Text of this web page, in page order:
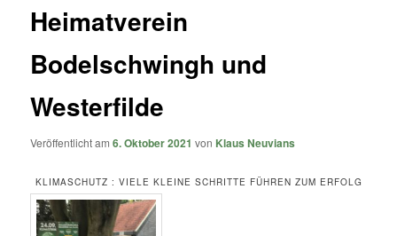
Heimatverein
Bodelschwingh und
Westerfilde
Veröffentlicht am6. Oktober 2021 von Klaus Neuvians
KLIMASCHUTZ : VIELE KLEINE SCHRITTE FÜHREN ZUM ERFOLG